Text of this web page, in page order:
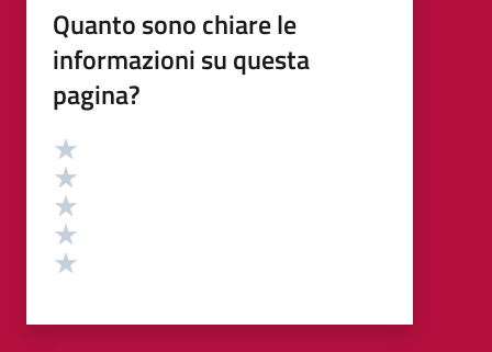
Quanto sono chiare le
informazioni su questa
pagina?
Valutazione